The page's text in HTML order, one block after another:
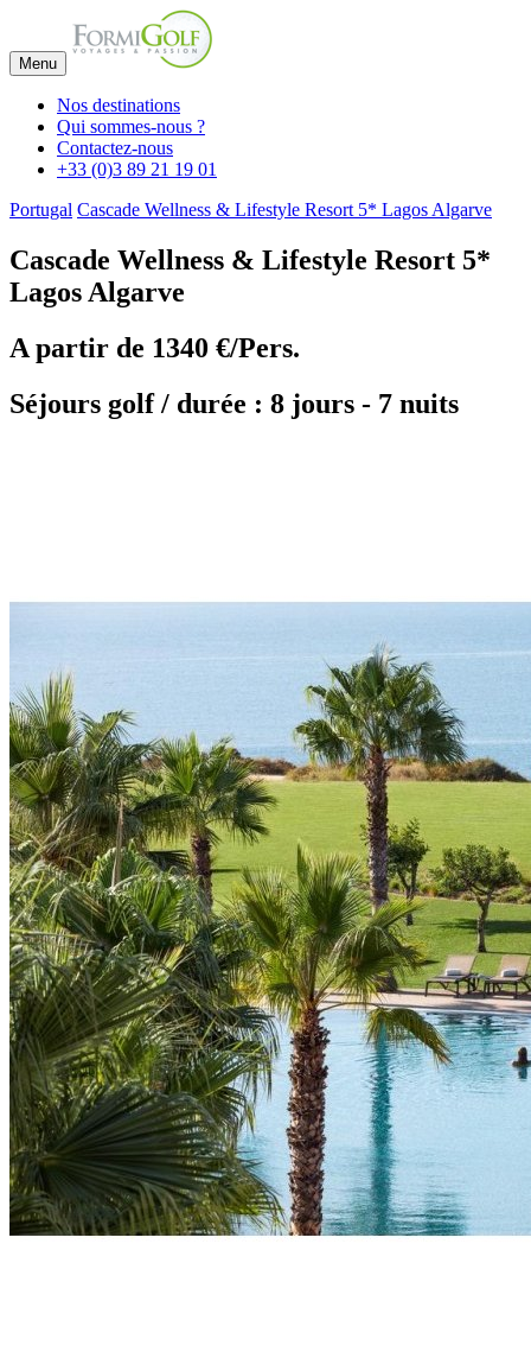
Menu
Nos destinations
Qui sommes-nous ?
Contactez-nous
+33 (0)3 89 21 19 01
Portugal Cascade Wellness & Lifestyle Resort 5* Lagos Algarve
Cascade Wellness & Lifestyle Resort 5*
Lagos Algarve
A partir de 1340 €/Pers.
Séjours golf / durée : 8 jours - 7 nuits